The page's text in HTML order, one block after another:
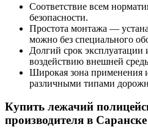
Соответствие всем
безопасности.
Простота монтажа —
можно без специального
Долгий срок эксплуатации
воздействию внешней
Широкая зона применения
различными типами
Купить лежачий
производителя в Саранске